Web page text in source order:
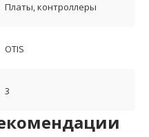
Платы, контроллеры
OTIS
3